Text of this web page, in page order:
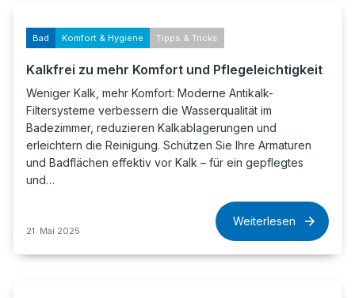
Bad Komfort & Hygiene Tipps & Tricks
Kalkfrei zu mehr Komfort und Pflegeleichtigkeit
Weniger Kalk, mehr Komfort: Moderne Antikalk-
Filtersysteme verbessern die Wasserqualität im
Badezimmer, reduzieren Kalkablagerungen und
erleichtern die Reinigung. Schützen Sie Ihre Armaturen
und Badflächen effektiv vor Kalk – für ein gepflegtes
und…
21. Mai 2025
Weiterlesen